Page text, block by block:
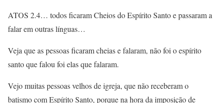
ATOS 2.4… todos ficaram Cheios do Espírito Santo e passaram a
falar em outras línguas…
Veja que as pessoas ficaram cheias e falaram, não foi o espírito
santo que falou foi elas que falaram.
Vejo muitas pessoas velhos de igreja, que não receberam o
batismo com Espírito Santo, porque na hora da imposição de